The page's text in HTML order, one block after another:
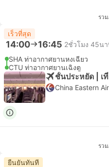
รว
เร็วที่สุด
14:00 16:45 2ชั่วโมง 45น
SHA ท่าอากาศยานหงเฉียว
CTU ท่าอากาศยานเฉิงตู
ชั้นประหยัด | เ
China Eastern
รว
ยืนยันทันที